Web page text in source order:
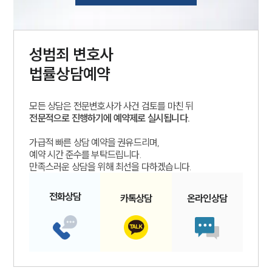
성범죄 변호사
법률상담예약
모든 상담은 전문변호사가 사건 검토를 마친 뒤
전문적으로 진행하기에 예약제로 실시됩니다.
가급적 빠른 상담 예약을 권유드리며,
예약 시간 준수를 부탁드립니다.
만족스러운 상담을 위해 최선을 다하겠습니다.
전화상담 카톡상담 온라인상담